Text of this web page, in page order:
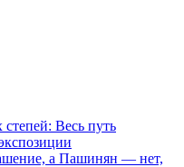
Весь путь
а Пашинян — нет,